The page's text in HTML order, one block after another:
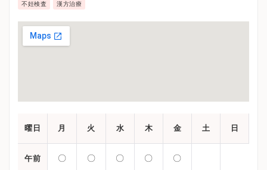
不妊検査 漢方治療
曜日 月 火 水 木 金 土 日
午前 〇 〇 〇 〇 〇